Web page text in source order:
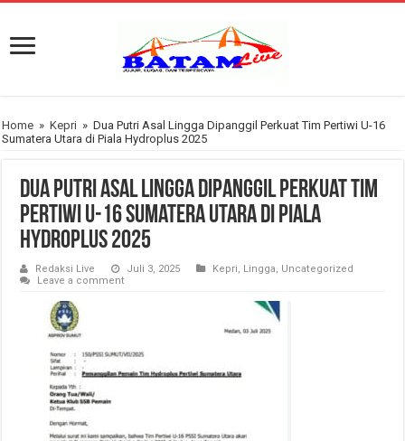
Home » Kepri » Dua Putri Asal Lingga Dipanggil Perkuat Tim Pertiwi U-16
Sumatera Utara di Piala Hydroplus 2025
Dua Putri Asal Lingga Dipanggil Perkuat Tim
Pertiwi U-16 Sumatera Utara di Piala
Hydroplus 2025
Redaksi Live Juli 3, 2025 Kepri, Lingga, Uncategorized
Leave a comment